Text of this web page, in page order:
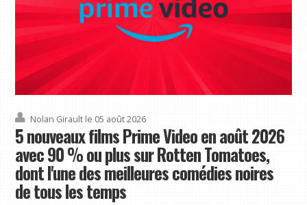
Nolan Girault le 05 août 2026
5 nouveaux films Prime Video en août 2026
avec 90 % ou plus sur Rotten Tomatoes,
dont l'une des meilleures comédies noires
de tous les temps